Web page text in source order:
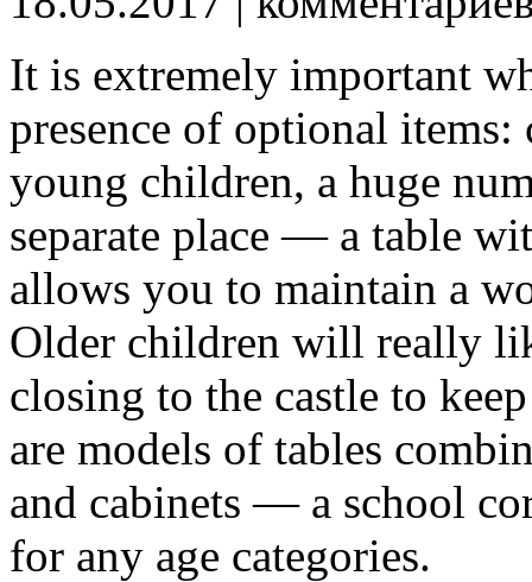
It is extremely important
presence of optional items:
young children, a huge
separate place — a table
allows you to maintain a
Older children will really
closing to the castle to
are models of tables
and cabinets — a school
for any age categories.